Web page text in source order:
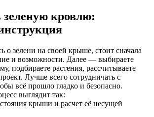
зеленую кровлю:
о зелени на своей крыше, стоит сначала
и возможности. Далее — выбираете
подбираете растения, рассчитываете
Лучше всего сотрудничать с
всё прошло гладко и безопасно.
выглядит так:
крыши и расчет её несущей